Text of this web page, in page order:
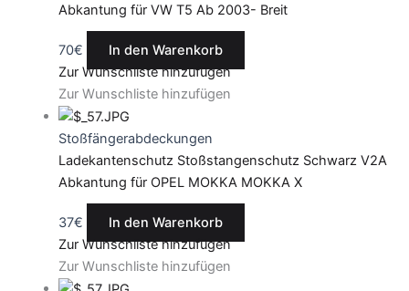
Abkantung für VW T5 Ab 2003- Breit
70€
In den Warenkorb
Zur Wunschliste hinzufügen
Zur Wunschliste hinzufügen
Stoßfängerabdeckungen
Ladekantenschutz Stoßstangenschutz Schwarz V2A
Abkantung für OPEL MOKKA MOKKA X
37€
In den Warenkorb
Zur Wunschliste hinzufügen
Zur Wunschliste hinzufügen